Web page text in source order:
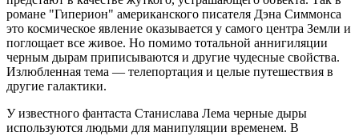
романе "Гиперион" американского писателя Дэна Симмонса
это космическое явление оказывается у самого центра Земли и
поглощает все живое. Но помимо тотальной аннигиляции
черным дырам приписываются и другие чудесные свойства.
Излюбленная тема — телепортация и целые путешествия в
другие галактики.
У известного фантаста Станислава Лема черные дыры
используются людьми для манипуляции временем. В